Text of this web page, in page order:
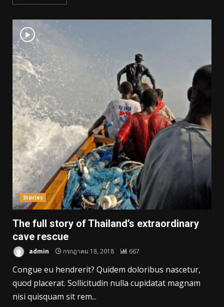
Stories
The full story of Thailand’s extraordinary
cave rescue
admin กรกฎาคม 18, 2018 667
Congue eu hendrerit? Quidem doloribus nascetur,
quod placerat. Sollicitudin nulla cupidatat magnam
nisi quisquam sit rem...